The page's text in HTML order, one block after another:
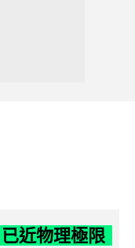
近物理極限